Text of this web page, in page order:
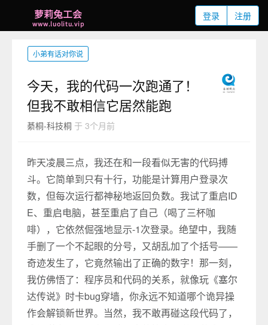
登录 注册
小弟有话对你说
今天，我的代码一次跑通了！
但我不敢相信它居然能跑
綦桐-科技桐 于 3个月前
昨天凌晨三点，我还在和一段看似无害的代码搏
斗。它简单到只有十行，功能是计算用户登录次
数，但每次运行都神秘地返回负数。我试了重启ID
E、重启电脑，甚至重启了自己（喝了三杯咖
啡），它依然倔强地显示-1次登录。绝望中，我随
手删了一个不起眼的分号，又胡乱加了个括号——
奇迹发生了，它竟然输出了正确的数字！那一刻，
我仿佛悟了：程序员和代码的关系，就像玩《塞尔
达传说》时卡bug穿墙，你永远不知道哪个诡异操
作会解锁新世界。当然，我不敢再碰这段代码了，